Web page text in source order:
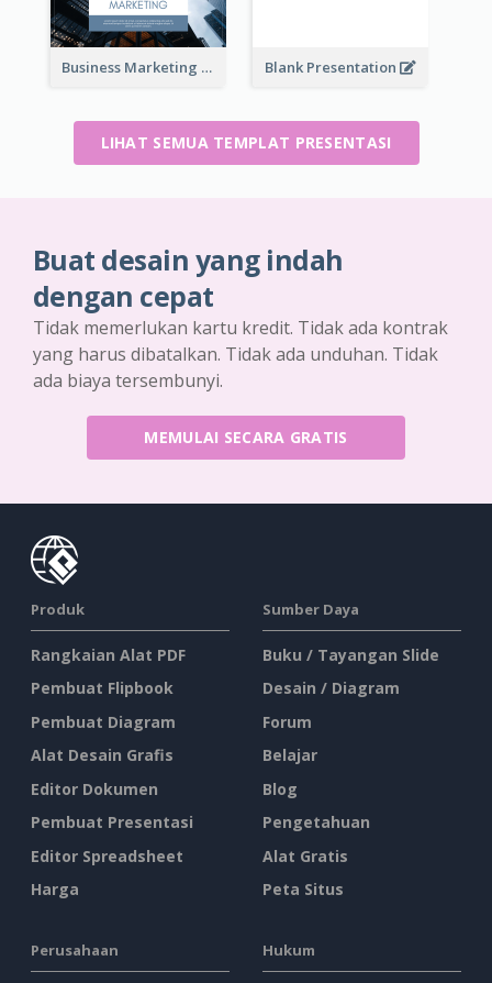
Business Marketing Presentation Blank Presentation
LIHAT SEMUA TEMPLAT PRESENTASI
Buat desain yang indah
dengan cepat
Tidak memerlukan kartu kredit. Tidak ada kontrak
yang harus dibatalkan. Tidak ada unduhan. Tidak
ada biaya tersembunyi.
MEMULAI SECARA GRATIS
Produk
Rangkaian Alat PDF
Pembuat Flipbook
Pembuat Diagram
Alat Desain Grafis
Editor Dokumen
Pembuat Presentasi
Editor Spreadsheet
Harga
Sumber Daya
Buku / Tayangan Slide
Desain / Diagram
Forum
Belajar
Blog
Pengetahuan
Alat Gratis
Peta Situs
Perusahaan Hukum